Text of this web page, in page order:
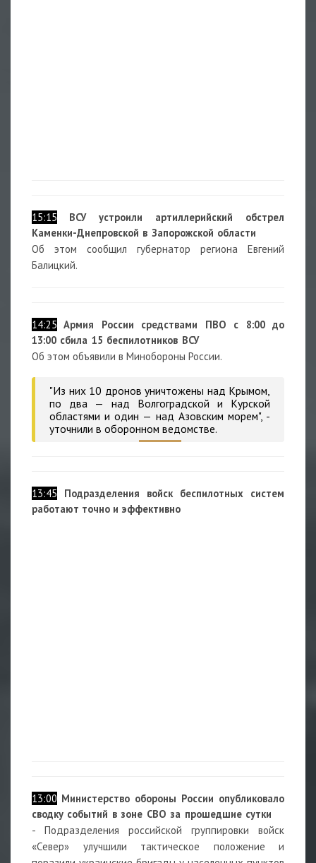
15:15
ВСУ устроили артиллерийский обстрел
Каменки-Днепровской в Запорожской области
Об этом сообщил губернатор региона Евгений
Балицкий.
14:25 Армия России средствами ПВО с 8:00 до
13:00 сбила 15 беспилотников ВСУ
Об этом объявили в Минобороны России.
"Из них 10 дронов уничтожены над Крымом,
по два — над Волгоградской и Курской
областями и один — над Азовским морем", -
уточнили в оборонном ведомстве.
13:45
Подразделения войск беспилотных систем
работают точно и эффективно
13:00 Министерство обороны России опубликовало
сводку событий в зоне СВО за прошедшие сутки
- Подразделения российской группировки войск
«Север» улучшили тактическое положение и